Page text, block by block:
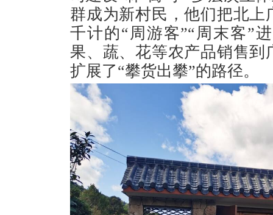
群成为新村民，他们把北
千计的“周游客”“周末客”
果、蔬、花等农产品销售
扩展了“攀货出攀”的路径。